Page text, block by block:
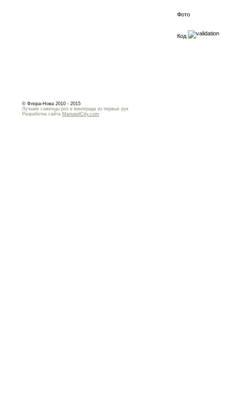
Фото
Код
© Флора-Нова 2010 - 2015
Лучшие саженцы роз и винограда из первых рук
Разработка сайта MariupolCity.com